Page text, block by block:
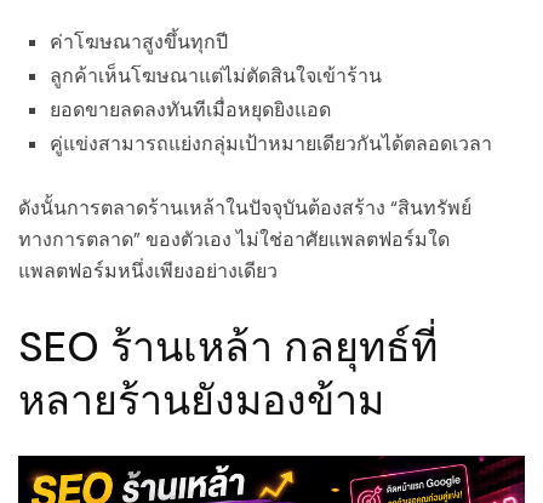
ค่าโฆษณาสูงขึ้นทุกปี
ลูกค้าเห็นโฆษณาแต่ไม่ตัดสินใจเข้าร้าน
ยอดขายลดลงทันทีเมื่อหยุดยิงแอด
คู่แข่งสามารถแย่งกลุ่มเป้าหมายเดียวกันได้ตลอดเวลา
ดังนั้นการตลาดร้านเหล้าในปัจจุบันต้องสร้าง “สินทรัพย์
ทางการตลาด” ของตัวเอง ไม่ใช่อาศัยแพลตฟอร์มใด
แพลตฟอร์มหนึ่งเพียงอย่างเดียว
SEO ร้านเหล้า กลยุทธ์ที่
หลายร้านยังมองข้าม